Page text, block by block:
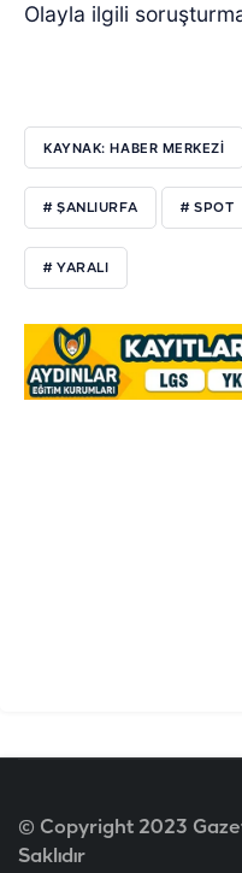
Olayla ilgili
KAYNAK: HABER MERKEZİ
# ŞANLIURFA # SPOT
# YARALI
© Copyright 2023
Saklıdır